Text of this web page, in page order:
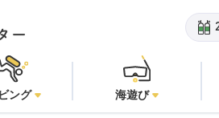
ング 海遊び